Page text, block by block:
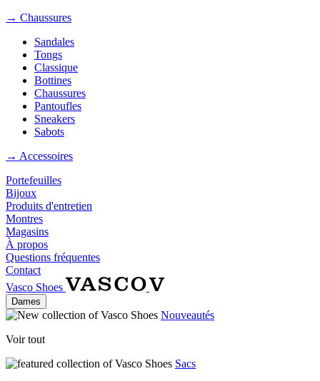
→ Chaussures
Sandales
Tongs
Classique
Bottines
Chaussures
Pantoufles
Sneakers
Sabots
→ Accessoires
Portefeuilles
Bijoux
Produits d'entretien
Montres
Magasins
À propos
Questions fréquentes
Contact
Vasco Shoes
Dames
Nouveautés
Voir tout
Sacs